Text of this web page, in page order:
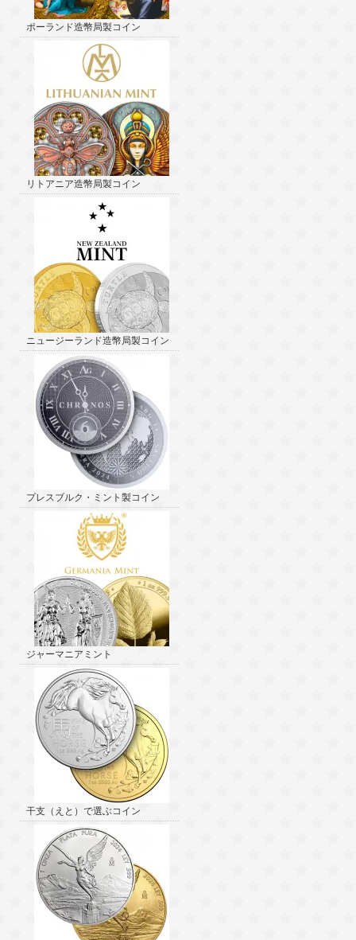
ポーランド造幣局製コイン
リトアニア造幣局製コイン
ニュージーランド造幣局製コイン
プレスブルク・ミント製コイン
ジャーマニアミント
干支（えと）で選ぶコイン